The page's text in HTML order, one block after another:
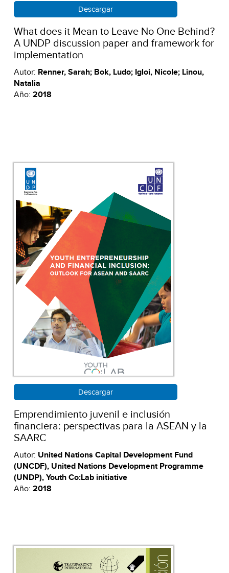
Descargar
What does it Mean to Leave No One Behind?
A UNDP discussion paper and framework for
implementation
Autor: Renner, Sarah; Bok, Ludo; Igloi, Nicole; Linou,
Natalia
Año: 2018
Descargar
Emprendimiento juvenil e inclusión
financiera: perspectivas para la ASEAN y la
SAARC
Autor: United Nations Capital Development Fund
(UNCDF), United Nations Development Programme
(UNDP), Youth Co:Lab initiative
Año: 2018